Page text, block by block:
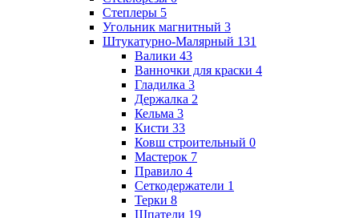
Степлеры 5
Угольник магнитный 3
Штукатурно-Малярный 131
Валики 43
Ванночки для краски 4
Гладилка 3
Держалка 2
Кельма 3
Кисти 33
Ковш строительный 0
Мастерок 7
Правило 4
Сеткодержатели 1
Терки 8
Шпатели 19